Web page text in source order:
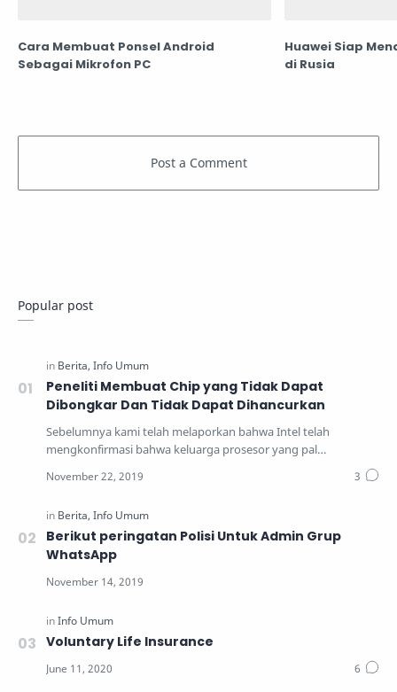
Cara Membuat Ponsel Android
Sebagai Mikrofon PC
Huawei Siap
di Rusia
Popular post
Peneliti Membuat Chip yang Tidak Dapat
Dibongkar Dan Tidak Dapat Dihancurkan
Sebelumnya kami telah melaporkan bahwa Intel telah
mengkonfirmasi bahwa keluarga prosesor yang pal…
Berikut peringatan Polisi Untuk Admin Grup
WhatsApp
Voluntary Life Insurance